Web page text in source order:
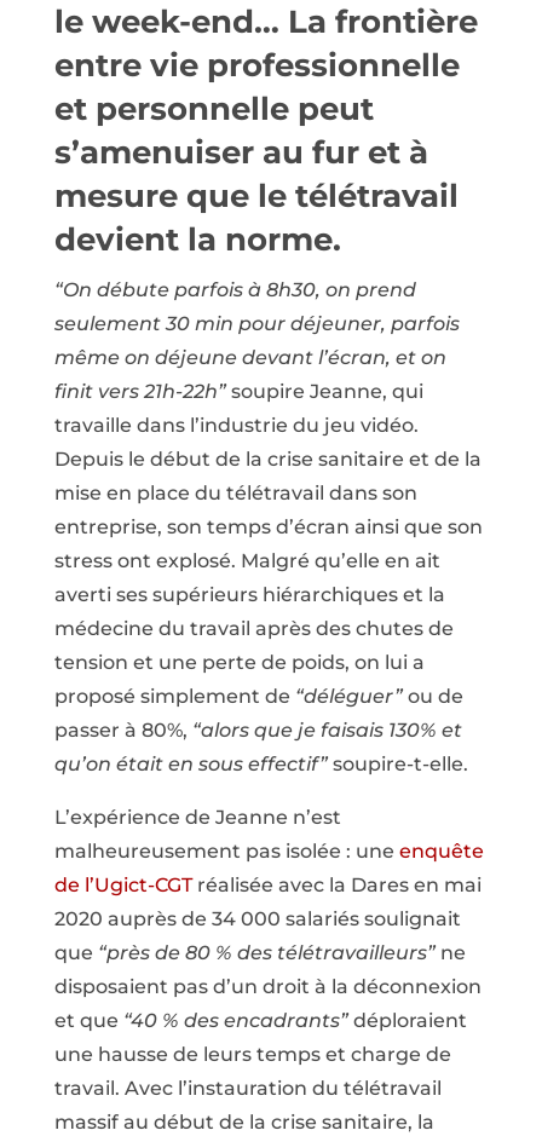
le week-end… La frontière
entre vie professionnelle
et personnelle peut
s’amenuiser au fur et à
mesure que le télétravail
devient la norme.
“On débute parfois à 8h30, on prend
seulement 30 min pour déjeuner, parfois
même on déjeune devant l’écran, et on
finit vers 21h-22h”soupire Jeanne, qui
travaille dans l’industrie du jeu vidéo.
Depuis le début de la crise sanitaire et de la
mise en place du télétravail dans son
entreprise, son temps d’écran ainsi que son
stress ont explosé. Malgré qu’elle en ait
averti ses supérieurs hiérarchiques et la
médecine du travail après des chutes de
tension et une perte de poids, on lui a
proposé simplement de “déléguer”ou de
passer à 80%, “alors que je faisais 130% et
qu’on était en sous effectif”soupire-t-elle.
L’expérience de Jeanne n’est
malheureusement pas isolée : une enquête
de l’Ugict-CGTréalisée avec la Dares en mai
2020 auprès de 34 000 salariés soulignait
que “près de 80 % des télétravailleurs”ne
disposaient pas d’un droit à la déconnexion
et que “40 % des encadrants”déploraient
une hausse de leurs temps et charge de
travail. Avec l’instauration du télétravail
massif au début de la crise sanitaire, la